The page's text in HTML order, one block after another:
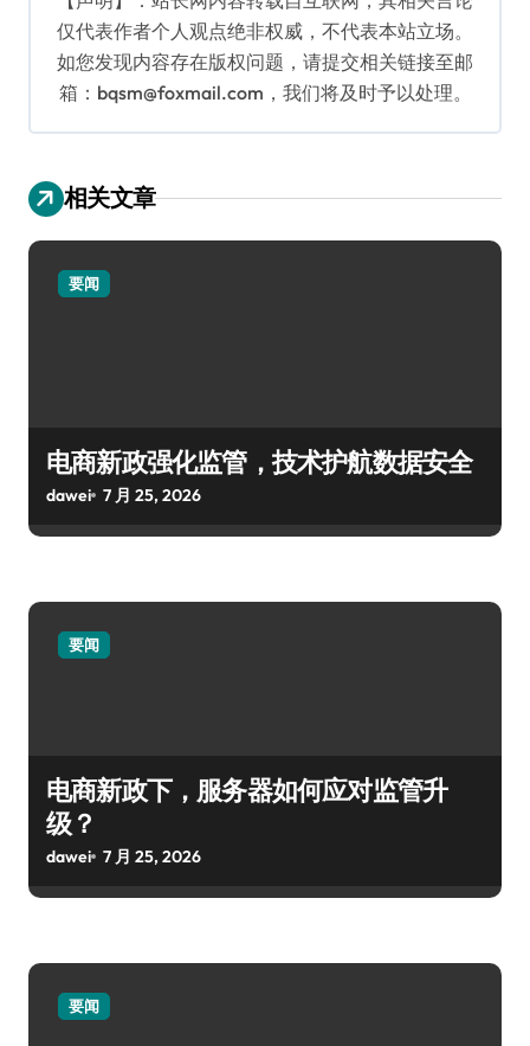
仅代表作者个人观点绝非权威，不代表本站立场。
如您发现内容存在版权问题，请提交相关链接至邮
箱：bqsm@foxmail.com，我们将及时予以处理。
相关文章
要闻
电商新政强化监管，技术护航数据安全
dawei 7 月 25, 2026
要闻
电商新政下，服务器如何应对监管升
级？
dawei 7 月 25, 2026
要闻